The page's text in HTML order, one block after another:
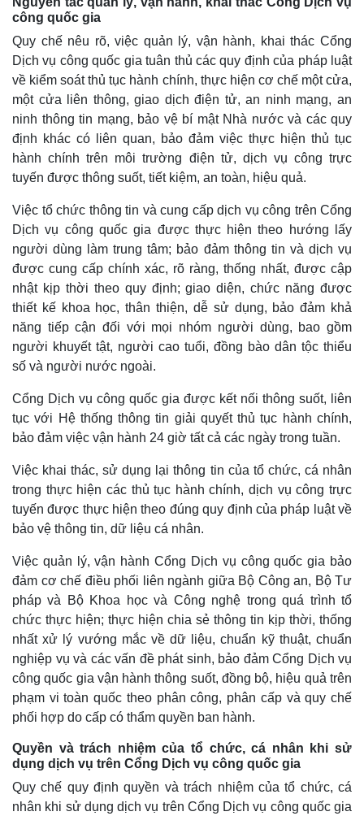
Chứng khoán
Giá cà phê
công quốc gia
Quy chế nêu rõ, việc quản lý, vận hành, khai thác Cổng
Dịch vụ công quốc gia tuân thủ các quy định của pháp luật
về kiểm soát thủ tục hành chính, thực hiện cơ chế một cửa,
một cửa liên thông, giao dịch điện tử, an ninh mạng, an
ninh thông tin mạng, bảo vệ bí mật Nhà nước và các quy
định khác có liên quan, bảo đảm việc thực hiện thủ tục
hành chính trên môi trường điện tử, dịch vụ công trực
tuyến được thông suốt, tiết kiệm, an toàn, hiệu quả.
Việc tổ chức thông tin và cung cấp dịch vụ công trên Cổng
Dịch vụ công quốc gia được thực hiện theo hướng lấy
người dùng làm trung tâm; bảo đảm thông tin và dịch vụ
được cung cấp chính xác, rõ ràng, thống nhất, được cập
nhật kịp thời theo quy định; giao diện, chức năng được
thiết kế khoa học, thân thiện, dễ sử dụng, bảo đảm khả
năng tiếp cận đối với mọi nhóm người dùng, bao gồm
người khuyết tật, người cao tuổi, đồng bào dân tộc thiểu
số và người nước ngoài.
Cổng Dịch vụ công quốc gia được kết nối thông suốt, liên
tục với Hệ thống thông tin giải quyết thủ tục hành chính,
bảo đảm việc vận hành 24 giờ tất cả các ngày trong tuần.
Việc khai thác, sử dụng lại thông tin của tổ chức, cá nhân
trong thực hiện các thủ tục hành chính, dịch vụ công trực
tuyến được thực hiện theo đúng quy định của pháp luật về
bảo vệ thông tin, dữ liệu cá nhân.
Việc quản lý, vận hành Cổng Dịch vụ công quốc gia bảo
đảm cơ chế điều phối liên ngành giữa Bộ Công an, Bộ Tư
pháp và Bộ Khoa học và Công nghệ trong quá trình tổ
chức thực hiện; thực hiện chia sẻ thông tin kịp thời, thống
nhất xử lý vướng mắc về dữ liệu, chuẩn kỹ thuật, chuẩn
nghiệp vụ và các vấn đề phát sinh, bảo đảm Cổng Dịch vụ
công quốc gia vận hành thông suốt, đồng bộ, hiệu quả trên
phạm vi toàn quốc theo phân công, phân cấp và quy chế
phối hợp do cấp có thẩm quyền ban hành.
Quyền và trách nhiệm của tổ chức, cá nhân khi sử
dụng dịch vụ trên Cổng Dịch vụ công quốc gia
Quy chế quy định quyền và trách nhiệm của tổ chức, cá
nhân khi sử dụng dịch vụ trên Cổng Dịch vụ công quốc gia